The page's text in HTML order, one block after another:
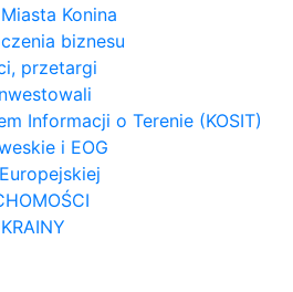
Konina
biznesu
przetargi
Informacji o Terenie (KOSIT)
i EOG